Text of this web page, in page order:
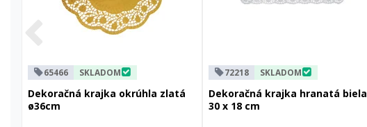
65466 SKLADOM
Dekoračná krajka okrúhla zlatá
ø36cm
72218 SKLADOM
Dekoračná krajka hranatá biela
30 x 18 cm